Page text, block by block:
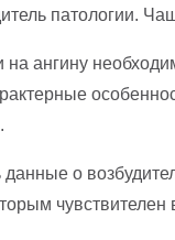
патологии.
ангину
о
чувствителен